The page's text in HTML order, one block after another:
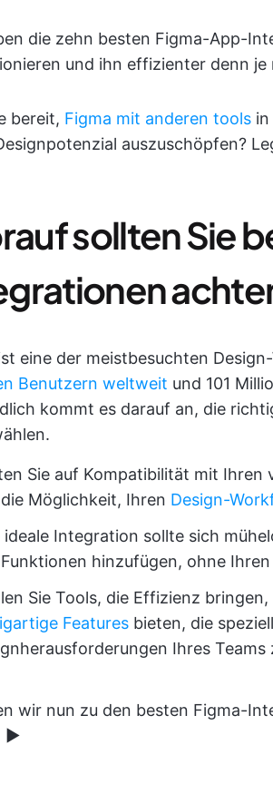
die zehn besten Figma-App-
und ihn effizienter denn je
bereit, Figma mit anderen tools
auszuschöpfen?
sollten Sie
eine der meistbesuchten
Benutzern weltweit und 101
kommt es darauf an, die
Sie auf Kompatibilität mit
Möglichkeit, Ihren Design-
ideale Integration sollte sich
hinzufügen, ohne
Sie Tools, die Effizienz
Features bieten, die
Ihres
wir nun zu den besten Figma-
▶️